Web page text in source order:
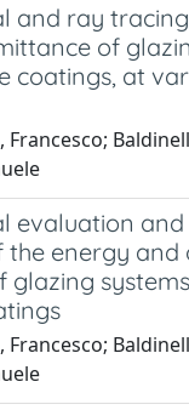
and ray
of
coatings, at
Francesco;
evaluation
the energy and
glazing
Francesco;